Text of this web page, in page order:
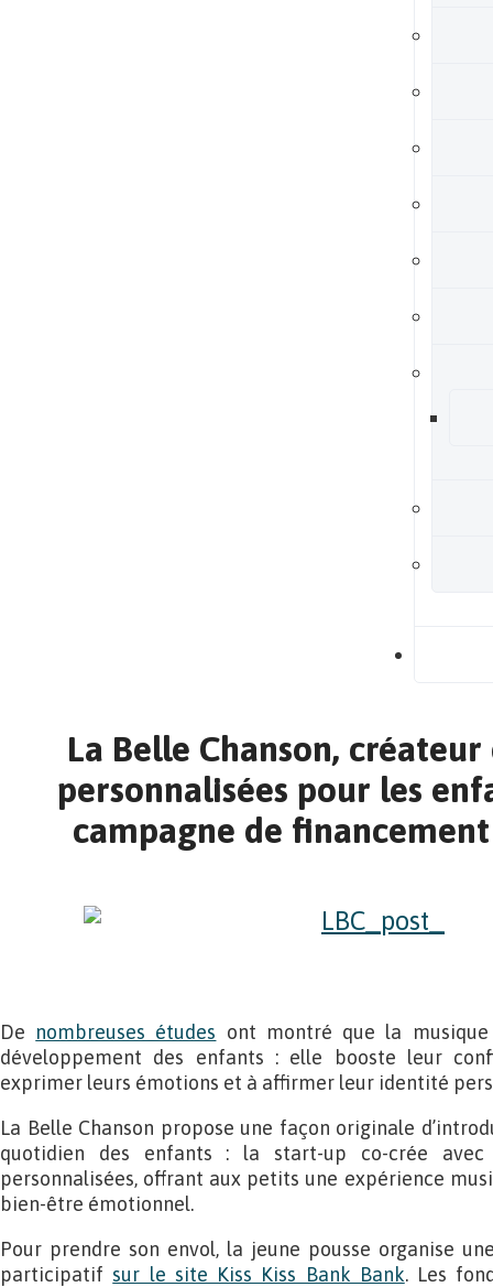
La Belle Chanson, créateur
personnalisées pour les
campagne de
De nombreuses études ont montré que la
développement des enfants : elle booste leur
exprimer leurs émotions et à affirmer leur identité
La Belle Chanson propose une façon originale
quotidien des enfants : la start-up co-crée avec
personnalisées, offrant aux petits une expérience
bien-être émotionnel.
Pour prendre son envol, la jeune pousse organise
participatifsur le site Kiss Kiss Bank Bank. Les